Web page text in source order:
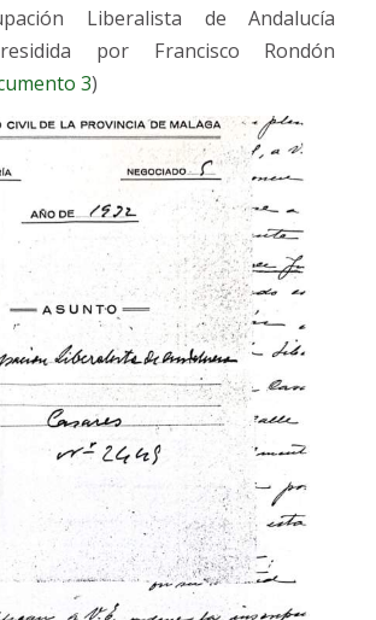
Liberalista de Andalucía
por Francisco Rondón
3)